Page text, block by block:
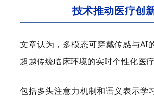
技术推动医疗创
文章认为，多模态可穿戴传感与AI
超越传统临床环境的实时个性化医
包括多头注意力机制和语义表示学